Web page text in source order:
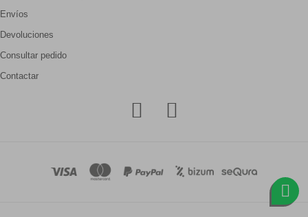
Envíos
Devoluciones
Consultar pedido
Contactar